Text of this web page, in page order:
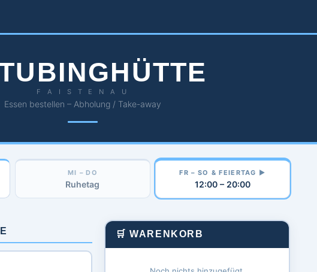
F A I S T E N A U
Essen bestellen – Abholung / Take-away
MI – DO
Ruhetag
FR – SO & FEIERTAG ▶
12:00 – 20:00
🛒 WARENKORB